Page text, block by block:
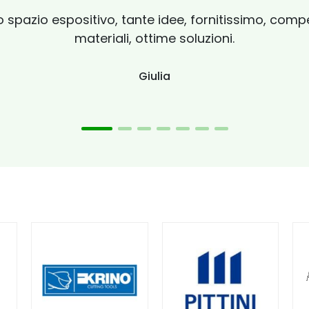
spazio espositivo, tante idee, fornitissimo,
materiali, ottime soluzioni.
Giulia